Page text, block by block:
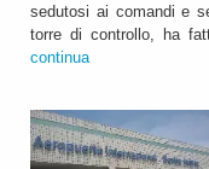
sedutosi ai comandi e
torre di controllo, ha
continua